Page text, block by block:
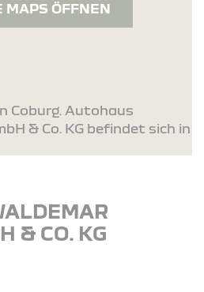
MAPS ÖFFNEN
Coburg. Autohaus
& Co. KG befindet sich in
& CO. KG